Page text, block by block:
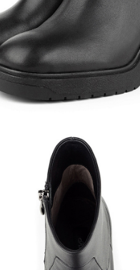
Кроссовки
Мюли
Полусапоги